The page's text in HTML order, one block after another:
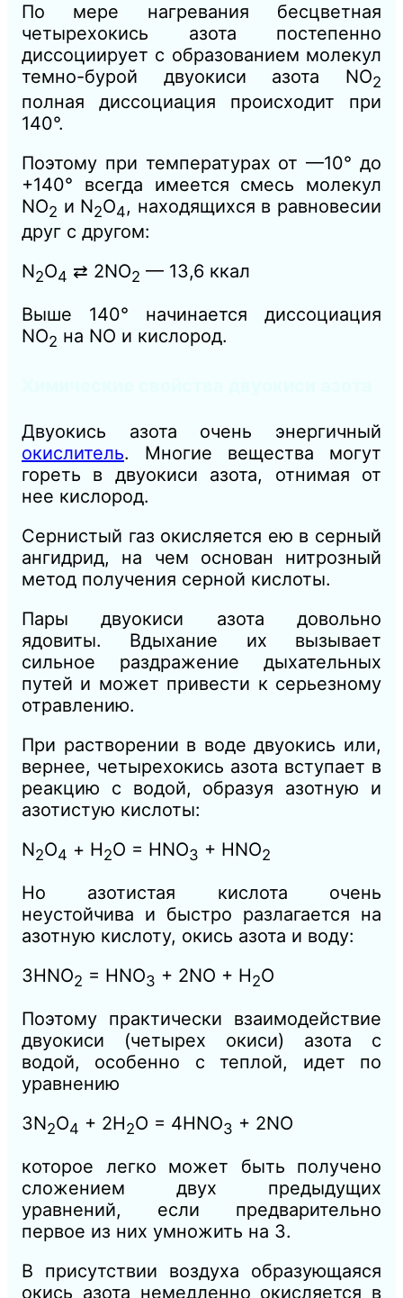
По мере нагревания бесцветная
четырехокись азота постепенно
диссоциирует с образованием молекул
темно-бурой двуокиси азота NО2
полная диссоциация происходит при
140°.
Поэтому при температурах от —10° до
+140° всегда имеется смесь молекул
NO2 и N2О4, находящихся в равновесии
друг с другом:
N2О4 ⇄ 2NО2 — 13,6 ккал
Выше 140° начинается диссоциация
NО2 на NO и кислород.
Двуокись азота очень энергичный
окислитель. Многие вещества могут
гореть в двуокиси азота, отнимая от
нее кислород.
Сернистый газ окисляется ею в серный
ангидрид, на чем основан нитрозный
метод получения серной кислоты.
Пары двуокиси азота довольно
ядовиты. Вдыхание их вызывает
сильное раздражение дыхательных
путей и может привести к серьезному
отравлению.
При растворении в воде двуокись или,
вернее, четырехокись азота вступает в
реакцию с водой, образуя азотную и
азотистую кислоты:
N2O4 + Н2O = HNO3 + HNО2
Но азотистая кислота очень
неустойчива и быстро разлагается на
азотную кислоту, окись азота и воду:
3HNO2 = HNO3 + 2NO + Н2O
Поэтому практически взаимодействие
двуокиси (четырех окиси) азота с
водой, особенно с теплой, идет по
уравнению
3N2O4 + 2Н2O = 4HNO3 + 2NO
которое легко может быть получено
сложением двух предыдущих
уравнений, если предварительно
первое из них умножить на 3.
В присутствии воздуха образующаяся
окись азота немедленно окисляется в